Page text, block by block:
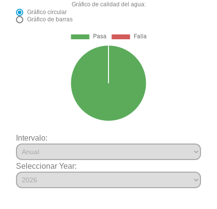
Gráfico de calidad del agua:
Gráfico circular
Gráfico de barras
Intervalo:
Seleccionar Year: